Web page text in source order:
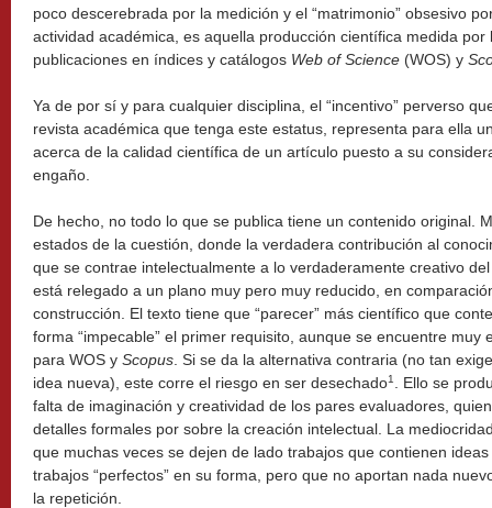
poco descerebrada por la medición y el “matrimonio” obsesivo
actividad académica, es aquella producción científica medida por
publicaciones en índices y catálogos Web of Science (WOS) y
Ya de por sí y para cualquier disciplina, el “incentivo” perverso
revista académica que tenga este estatus, representa para ella
acerca de la calidad científica de un artículo puesto a su
engaño.
De hecho, no todo lo que se publica tiene un contenido original.
estados de la cuestión, donde la verdadera contribución al
que se contrae intelectualmente a lo verdaderamente creativo
está relegado a un plano muy pero muy reducido, en
construcción. El texto tiene que “parecer” más científico que
forma “impecable” el primer requisito, aunque se encuentre muy
para WOS y Scopus . Si se da la alternativa contraria (no tan
idea nueva), este corre el riesgo en ser desechado1
. Ello se
falta de imaginación y creatividad de los pares evaluadores,
detalles formales por sobre la creación intelectual. La
que muchas veces se dejen de lado trabajos que contienen
trabajos “perfectos” en su forma, pero que no aportan nada
la repetición.